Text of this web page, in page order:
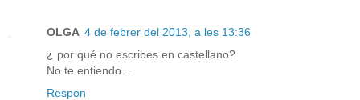
OLGA 4 de febrer del 2013, a les 13:36
¿ por qué no escribes en castellano?
No te entiendo...
Respon